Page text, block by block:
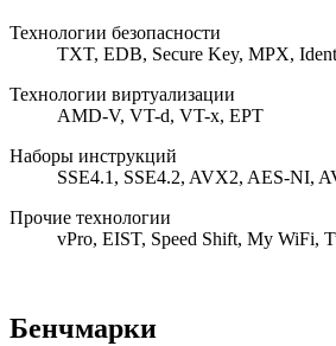
Технологии безопасности
TXT, EDB, Secure Key, MPX,
Технологии виртуализации
AMD-V, VT-d, VT-x, EPT
Наборы инструкций
SSE4.1, SSE4.2, AVX2, AES-NI,
Прочие технологии
vPro, EIST, Speed Shift, My WiFi,
Бенчмарки